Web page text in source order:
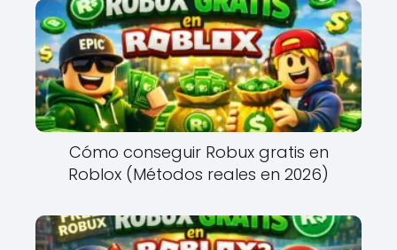
Cómo conseguir Robux gratis en
Roblox (Métodos reales en 2026)